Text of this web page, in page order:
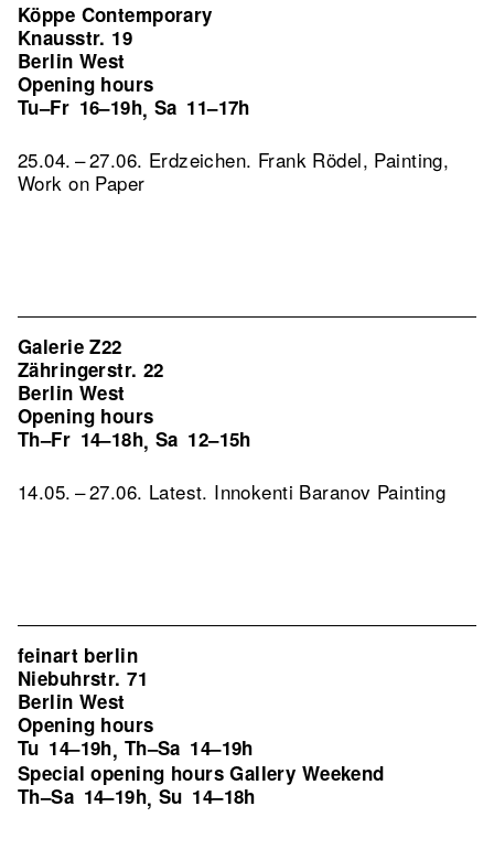
Köppe Contemporary
Knausstr. 19
Berlin West
Opening hours
Tu–Fr 16–19h, Sa 11–17h
25.04. – 27.06. Erdzeichen. Frank Rödel, Painting,
Work on Paper
Galerie Z22
Zähringerstr. 22
Berlin West
Opening hours
Th–Fr 14–18h, Sa 12–15h
14.05. – 27.06. Latest. Innokenti Baranov Painting
feinart berlin
Niebuhrstr. 71
Berlin West
Opening hours
Tu 14–19h, Th–Sa 14–19h
Special opening hours Gallery Weekend
Th–Sa 14–19h, Su 14–18h